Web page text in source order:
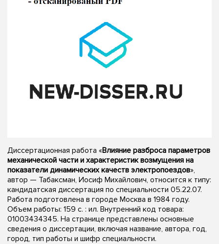
Диссертационная работа «Влияние разброса параметров
механической части и характеристик возмущения на
показатели динамических качеств электропоездов»,
автор — Табаксман, Иосиф Михайлович, относится к типу:
кандидатская диссертация по специальности 05.22.07.
Работа подготовлена в городе Москва в 1984 году.
Объем работы: 159 c. : ил. Внутренний код товара:
01003434345. На странице представлены основные
сведения о диссертации, включая название, автора, год,
город, тип работы и шифр специальности.